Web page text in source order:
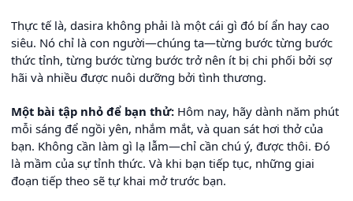
Thực tế là, dasira không phải là một cái gì đó bí ẩn hay cao
siêu. Nó chỉ là con người—chúng ta—từng bước từng bước
thức tỉnh, từng bước từng bước trở nên ít bị chi phối bởi sợ
hãi và nhiều được nuôi dưỡng bởi tình thương.
Một bài tập nhỏ để bạn thử: Hôm nay, hãy dành năm phút
mỗi sáng để ngồi yên, nhắm mắt, và quan sát hơi thở của
bạn. Không cần làm gì lạ lẫm—chỉ cần chú ý, được thôi. Đó
là mầm của sự tỉnh thức. Và khi bạn tiếp tục, những giai
đoạn tiếp theo sẽ tự khai mở trước bạn.